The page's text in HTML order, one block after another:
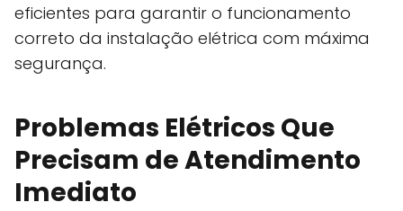
eficientes para garantir o funcionamento
correto da instalação elétrica com máxima
segurança.
Problemas Elétricos Que
Precisam de Atendimento
Imediato